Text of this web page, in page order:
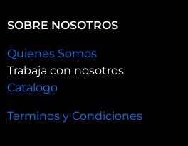
SOBRE NOSOTROS
Quienes Somos
Trabaja con nosotros
Catalogo
Terminos y Condiciones